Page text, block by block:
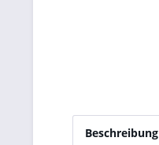
Beschreibung